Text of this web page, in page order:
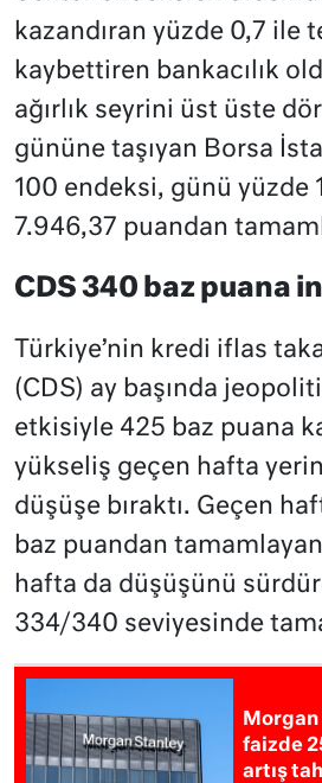
kazandıran yüzde 0,7 ile
kaybettiren bankacılık
ağırlık seyrini üst üste
gününe taşıyan Borsa
100 endeksi, günü yüzde
7.946,37 puandan
CDS 340 baz puana
Türkiye’nin kredi iflas
(CDS) ay başında
etkisiyle 425 baz puana
yükseliş geçen hafta
düşüşe bıraktı. Geçen
baz puandan tamamlayan
hafta da düşüşünü
334/340 seviyesinde
Morgan
faizde
artış